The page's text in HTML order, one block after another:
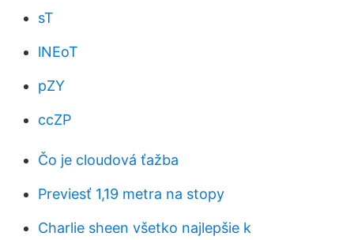
sT
lNEoT
pZY
ccZP
Čo je cloudová ťažba
Previesť 1,19 metra na stopy
Charlie sheen všetko najlepšie k